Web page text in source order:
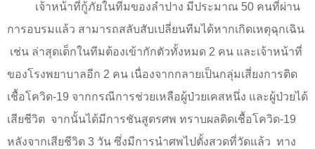
เจ้าหน้าที่กู้ภัยในทีมของลำปาง มีประมาณ 50 คนที่ผ่าน
การอบรมแล้ว สามารถสลับสับเปลี่ยนทีมได้หากเกิดเหตุฉุกเฉิน
เช่น ล่าสุดเด็กในทีมต้องเข้ากักตัวทั้งหมด 2 คน และเจ้าหน้าที่
ของโรงพยาบาลอีก 2 คน เนื่องจากกลายเป็นกลุ่มเสี่ยงการติด
เชื้อโควิด-19 จากกรณีการช่วยเหลือผู้ป่วยเคสหนึ่ง และผู้ป่วยได้
เสียชีวิต จากนั้นได้มีการชันสูตรศพ ทราบผลติดเชื้อโควิด-19
หลังจากเสียชีวิต 3 วัน ซึ่งมีการนำศพไปตั้งสวดที่วัดแล้ว ทาง